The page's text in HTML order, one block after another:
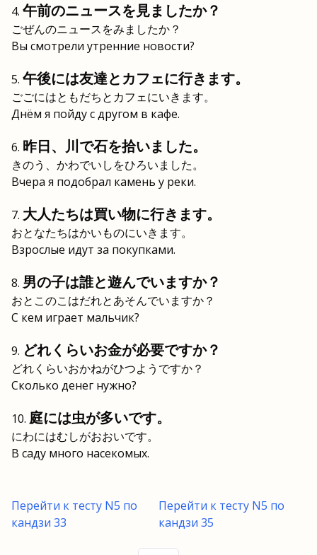
午前のニュースを見ましたか？
ごぜんのニュースをみましたか？
Вы смотрели утренние новости?
午後には友達とカフェに行きます。
ごごにはともだちとカフェにいきます。
Днём я пойду с другом в кафе.
昨日、川で石を拾いました。
きのう、かわでいしをひろいました。
Вчера я подобрал камень у реки.
大人たちは買い物に行きます。
おとなたちはかいものにいきます。
Взрослые идут за покупками.
男の子は誰と遊んでいますか？
おとこのこはだれとあそんでいますか？
С кем играет мальчик?
どれくらいお金が必要ですか？
どれくらいおかねがひつようですか？
Сколько денег нужно?
庭には虫が多いです。
にわにはむしがおおいです。
В саду много насекомых.
Перейти к тесту N5 по
кандзи 33
Перейти к тесту N5 по
кандзи 35